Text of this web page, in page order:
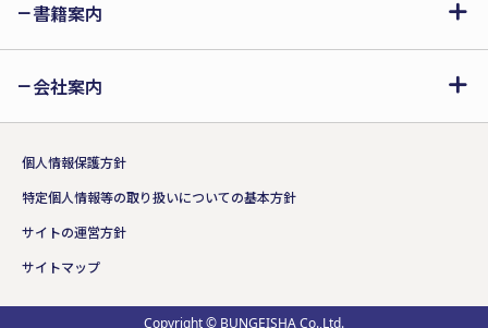
書籍案内
会社案内
個人情報保護方針
特定個人情報等の取り扱いについての基本方針
サイトの運営方針
サイトマップ
Copyright © BUNGEISHA Co.,Ltd.